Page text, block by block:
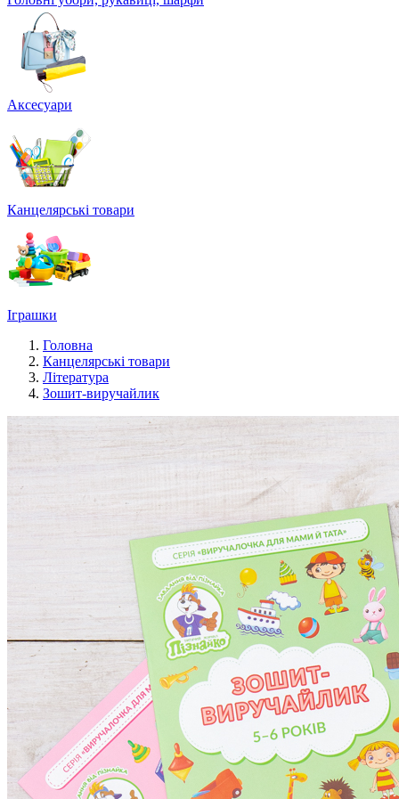
Аксесуари
Канцелярські товари
Іграшки
Головна
Канцелярські товари
Література
Зошит-виручайлик